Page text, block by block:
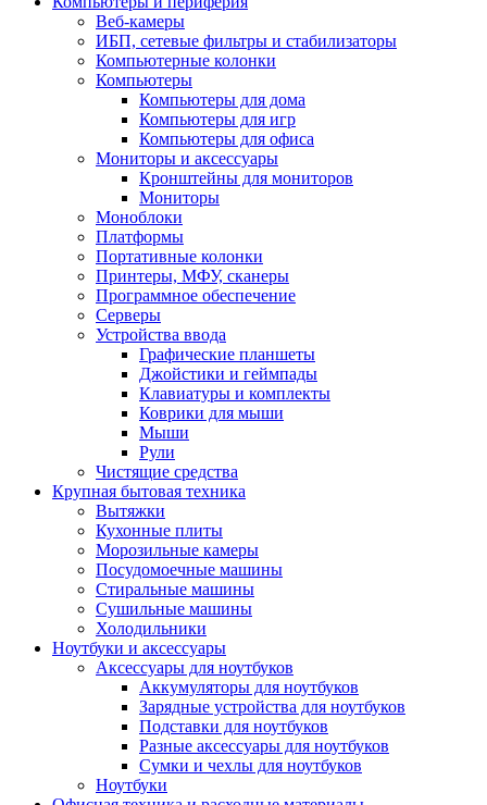
Веб-камеры
ИБП, сетевые фильтры и стабилизаторы
Компьютерные колонки
Компьютеры
Компьютеры для дома
Компьютеры для игр
Компьютеры для офиса
Мониторы и аксессуары
Кронштейны для мониторов
Мониторы
Моноблоки
Платформы
Портативные колонки
Принтеры, МФУ, сканеры
Программное обеспечение
Серверы
Устройства ввода
Графические планшеты
Джойстики и геймпады
Клавиатуры и комплекты
Коврики для мыши
Мыши
Рули
Чистящие средства
Крупная бытовая техника
Вытяжки
Кухонные плиты
Морозильные камеры
Посудомоечные машины
Стиральные машины
Сушильные машины
Холодильники
Ноутбуки и аксессуары
Аксессуары для ноутбуков
Аккумуляторы для ноутбуков
Зарядные устройства для ноутбуков
Подставки для ноутбуков
Разные аксессуары для ноутбуков
Сумки и чехлы для ноутбуков
Ноутбуки